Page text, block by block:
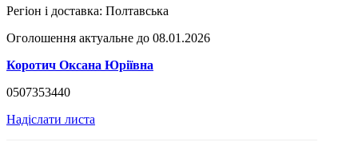
Регіон і доставка: Полтавська
Оголошення актуальне до 08.01.2026
Коротич Оксана Юріївна
0507353440
Надіслати листа